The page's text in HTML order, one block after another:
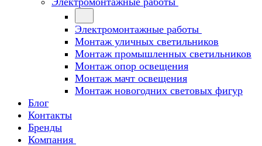
Электромонтажные работы
Монтаж уличных светильников
Монтаж промышленных светильников
Монтаж опор освещения
Монтаж мачт освещения
Монтаж новогодних световых фигур
Блог
Контакты
Бренды
Компания